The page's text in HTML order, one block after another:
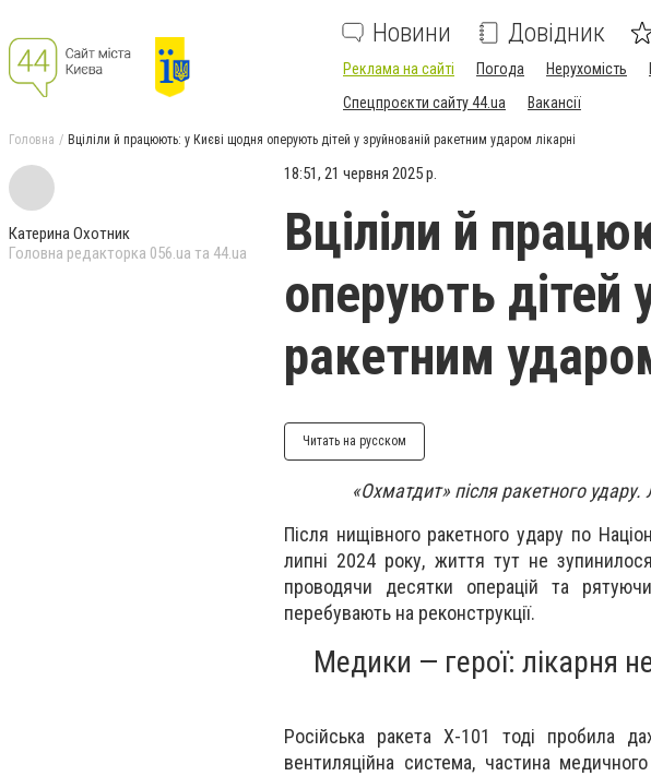
Новини Довідник
Реклама на сайті Погода Нерухомість
Спецпроєкти сайту 44.ua
Вакансії
Головна Вціліли й працюють: у Києві щодня оперують дітей у зруйнованій ракетним ударом лікарні
Катерина Охотник
Головна редакторка 056.ua та 44.ua
18:51, 21 червня 2025 р.
Вціліли й
оперують дітей
ракетним
Читать на русском
«Охматдит» після ракетного
Після нищівного ракетного удару по
липні 2024 року, життя тут не
проводячи десятки операцій та
перебувають на реконструкції.
Медики — герої: лікарня
Російська ракета Х-101 тоді пробила
вентиляційна система, частина